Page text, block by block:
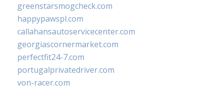
greenstarsmogcheck.com
happypawspl.com
callahansautoservicecenter.com
georgiascornermarket.com
perfectfit24-7.com
portugalprivatedriver.com
von-racer.com